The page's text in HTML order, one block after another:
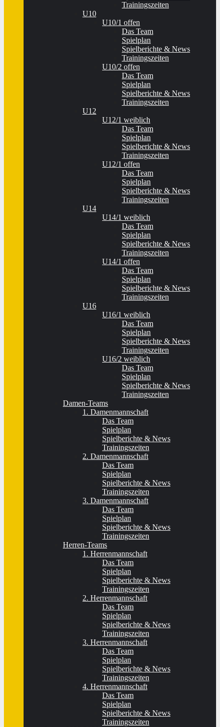
Trainingszeiten
U10
U10/1 offen
Das Team
Spielplan
Spielberichte & News
Trainingszeiten
U10/2 offen
Das Team
Spielplan
Spielberichte & News
Trainingszeiten
U12
U12/1 weiblich
Das Team
Spielplan
Spielberichte & News
Trainingszeiten
U12/1 offen
Das Team
Spielplan
Spielberichte & News
Trainingszeiten
U14
U14/1 weiblich
Das Team
Spielplan
Spielberichte & News
Trainingszeiten
U14/1 offen
Das Team
Spielplan
Spielberichte & News
Trainingszeiten
U16
U16/1 weiblich
Das Team
Spielplan
Spielberichte & News
Trainingszeiten
U16/2 weiblich
Das Team
Spielplan
Spielberichte & News
Trainingszeiten
Damen-Teams
1. Damenmannschaft
Das Team
Spielplan
Spielberichte & News
Trainingszeiten
2. Damenmannschaft
Das Team
Spielplan
Spielberichte & News
Trainingszeiten
3. Damenmannschaft
Das Team
Spielplan
Spielberichte & News
Trainingszeiten
Herren-Teams
1. Herrenmannschaft
Das Team
Spielplan
Spielberichte & News
Trainingszeiten
2. Herrenmannschaft
Das Team
Spielplan
Spielberichte & News
Trainingszeiten
3. Herrenmannschaft
Das Team
Spielplan
Spielberichte & News
Trainingszeiten
4. Herrenmannschaft
Das Team
Spielplan
Spielberichte & News
Trainingszeiten